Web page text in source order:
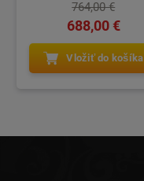
764,00 €
688,00 €
Vložiť do košíka